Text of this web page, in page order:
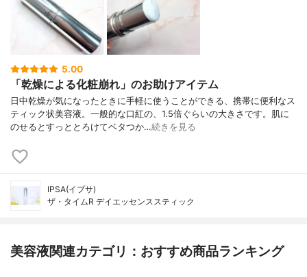
5.00
「乾燥による化粧崩れ」のお助けアイテム
日中乾燥が気になったときに手軽に使うことができる、携帯に便利なス
ティック状美容液。一般的な口紅の、1.5倍ぐらいの大きさです。肌に
のせるとすっととろけてベタつか…続きを見る
IPSA(イプサ)
ザ・タイムR デイエッセンススティック
美容液関連カテゴリ：おすすめ商品ランキング